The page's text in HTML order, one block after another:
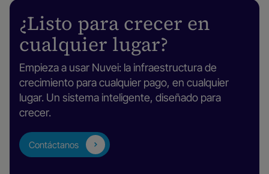
¿Listo para crecer en
cualquier lugar?
Empieza a usar Nuvei: la infraestructura de
crecimiento para cualquier pago, en cualquier
lugar. Un sistema inteligente, diseñado para
crecer.
Contáctanos